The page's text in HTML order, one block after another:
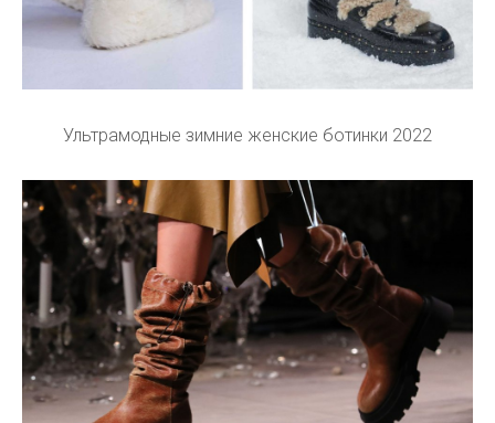
Ультрамодные зимние женские ботинки 2022